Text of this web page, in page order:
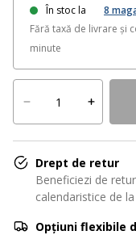
În stoc la 8
Fără taxă de livrare și
minute
Drept de retur
Beneficiezi de
calendaristice de
Opțiuni flexibile